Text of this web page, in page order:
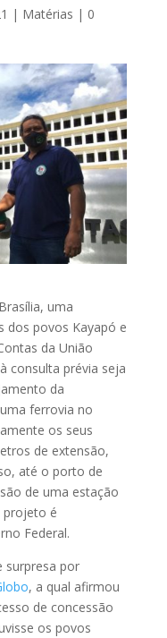
| Matérias | 0
uma
dos povos Kayapó e
da União
consulta prévia seja
da
ferrovia no
os seus
de extensão,
até o porto de
de uma estação
projeto é
Federal.
surpresa por
, a qual afirmou
de concessão
os povos